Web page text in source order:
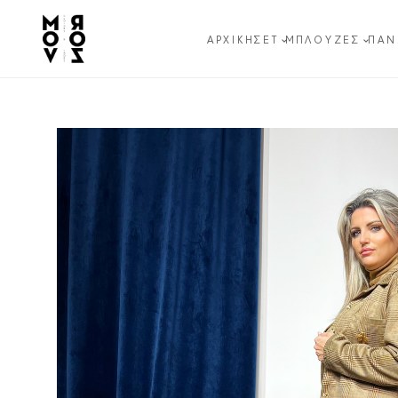
ΑΡΧΙΚΉΣΕΤ ΜΠΛΟΎΖΕΣ